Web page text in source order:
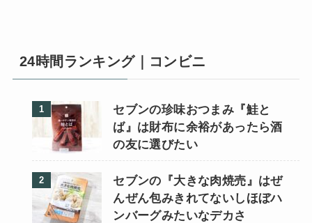
24時間ランキング｜コンビニ
セブンの珍味おつまみ『鮭と
ば』は財布に余裕があったら酒
の友に選びたい
セブンの『大きな肉焼売』はぜ
んぜん包みきれてないしほぼハ
ンバーグみたいなデカさ